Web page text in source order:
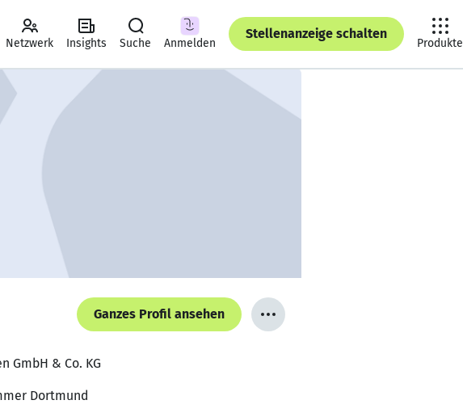
Netzwerk Insights Suche Anmelden
Stellenanzeige schalten
Produkte
Ganzes Profil ansehen
& Co. KG
Dortmund